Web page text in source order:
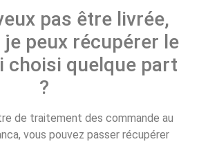
pas être livrée,
peux récupérer le
choisi quelque part
?
de traitement des commande au
vous pouvez passer récupérer